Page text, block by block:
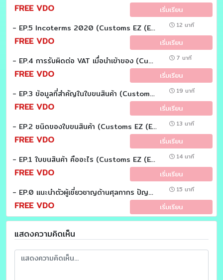
FREE VDO เริ่มเรียน
- EP.5 Incoterms 2020 (Customs EZ (Easy)) 12 นาที
FREE VDO เริ่มเรียน
- EP.4 การรับผิดต่อ VAT เมื่อนำเข้าของ (Customs EZ (Easy)) 7 นาที
FREE VDO เริ่มเรียน
- EP.3 ข้อมูลที่สำคัญในใบขนสินค้า (Customs EZ (Easy)) 19 นาที
FREE VDO เริ่มเรียน
- EP.2 ชนิดของใบขนสินค้า (Customs EZ (Easy)) 13 นาที
FREE VDO เริ่มเรียน
- EP.1 ใบขนสินค้า คืออะไร (Customs EZ (Easy)) 14 นาที
FREE VDO เริ่มเรียน
- EP.0 แนะนำตัวผู้เชี่ยวชาญด้านศุลกากร ปัญหาด้านศุลกากรที่พบบ่อย 15 นาที
FREE VDO เริ่มเรียน
แสดงความคิดเห็น